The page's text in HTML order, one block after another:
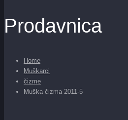
Prodavnica
Home
Muškarci
čizme
Muška čizma 2011-5